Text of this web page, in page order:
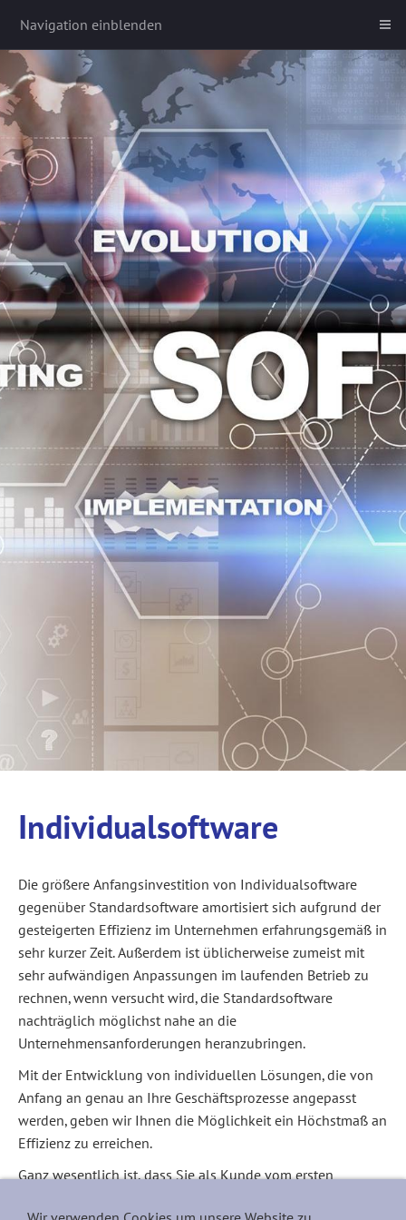
Navigation einblenden
Individualsoftware
Die größere Anfangsinvestition von Individualsoftware
gegenüber Standardsoftware amortisiert sich aufgrund der
gesteigerten Effizienz im Unternehmen erfahrungsgemäß in
sehr kurzer Zeit. Außerdem ist üblicherweise zumeist mit
sehr aufwändigen Anpassungen im laufenden Betrieb zu
rechnen, wenn versucht wird, die Standardsoftware
nachträglich möglichst nahe an die
Unternehmensanforderungen heranzubringen.
Mit der Entwicklung von individuellen Lösungen, die von
Anfang an genau an Ihre Geschäftsprozesse angepasst
werden, geben wir Ihnen die Möglichkeit ein Höchstmaß an
Effizienz zu erreichen.
Ganz wesentlich ist, dass Sie als Kunde vom ersten